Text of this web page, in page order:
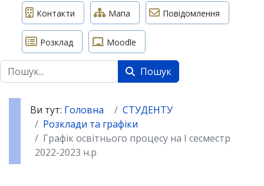
Контакти Мапа Повідомлення
Розклад Moodle
Пошук Пошук
Ви тут: Головна
СТУДЕНТУ
Розклади та графіки
Графік освітнього процесу на І сесместр
2022-2023 н.р